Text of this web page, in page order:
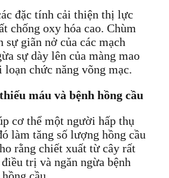
đặc tính cải thiện thị lực
chống oxy hóa cao. Chùm
sự giãn nở của các mạch
sự dày lên của màng mao
loạn chức năng võng mạc.
máu và bệnh hồng cầu
cơ thể một người hấp thụ
làm tăng số lượng hồng cầu
rằng chiết xuất từ ​​cây rất
trị và ngăn ngừa bệnh